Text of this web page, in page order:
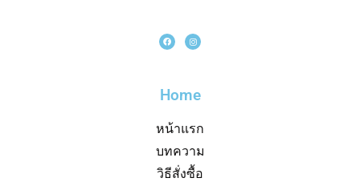
Home
หน้าแรก
บทความ
วิธีสั่งซื้อ